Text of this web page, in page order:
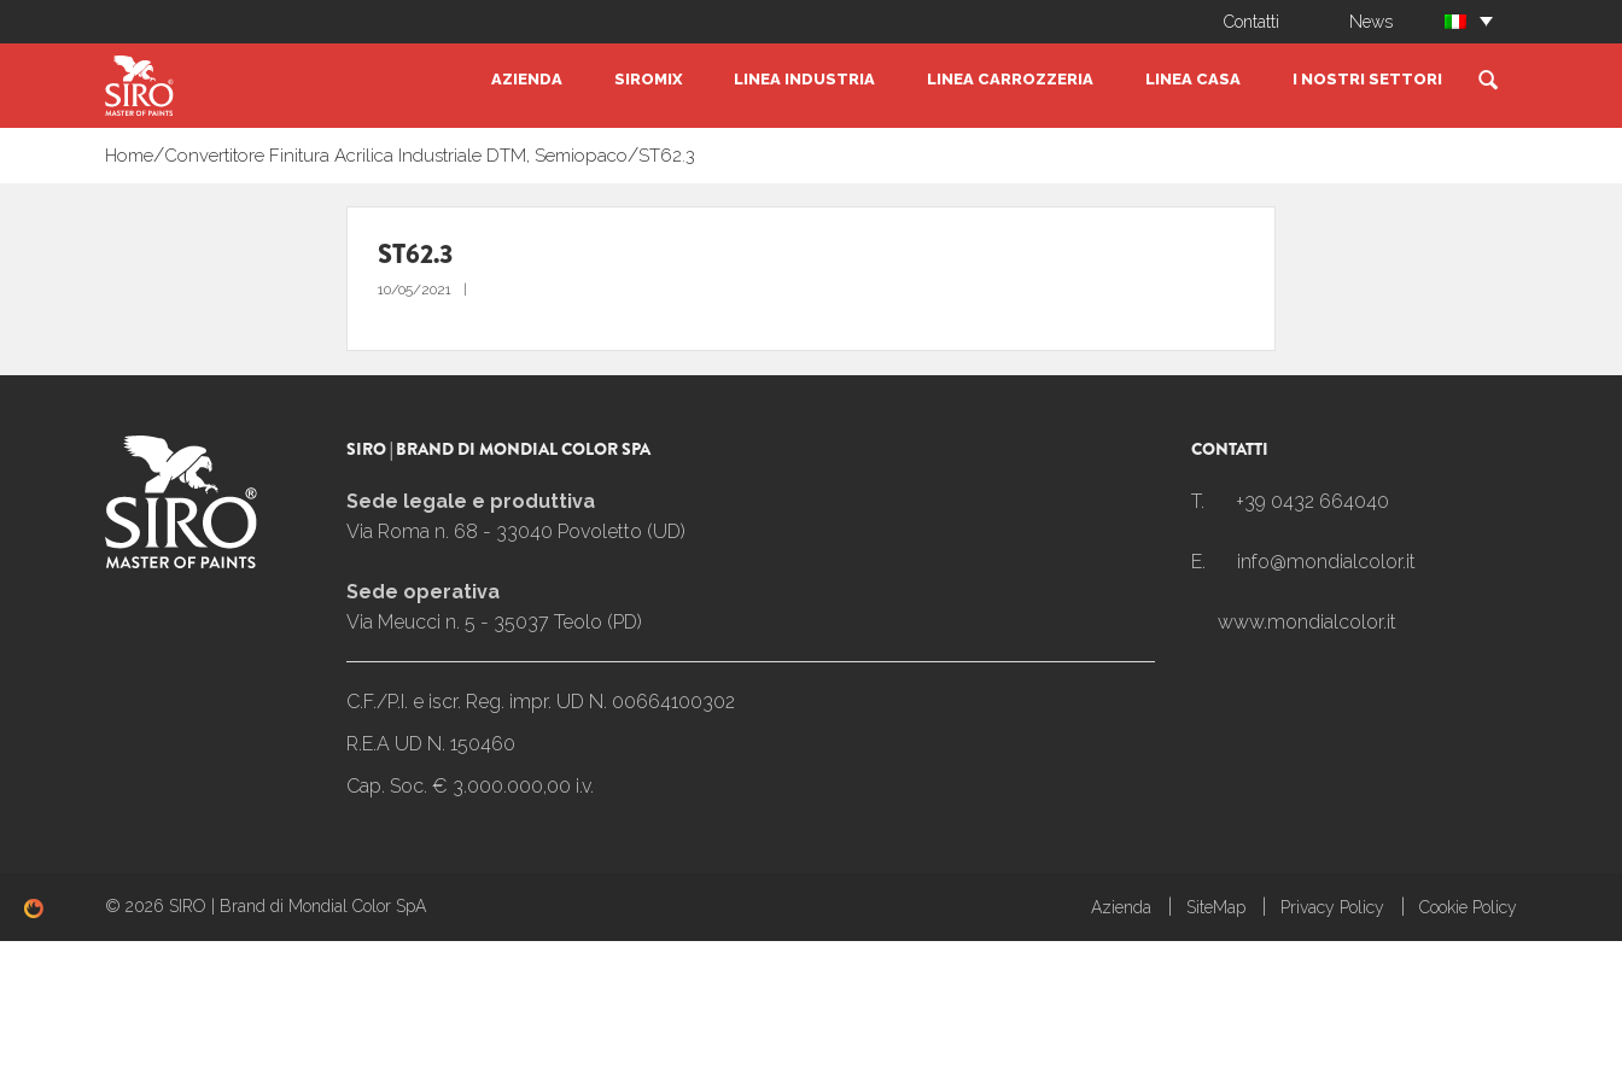
Contatti News
AZIENDA SIROMIX LINEA INDUSTRIA LINEA CARROZZERIA LINEA CASA I NOSTRI SETTORI
Home/Convertitore Finitura Acrilica Industriale DTM, Semiopaco/ST62.3
ST62.3
10/05/2021
SIRO | BRAND DI MONDIAL COLOR SPA
Sede legale e produttiva
Via Roma n. 68 - 33040 Povoletto (UD)
Sede operativa
Via Meucci n. 5 - 35037 Teolo (PD)
C.F./P.I. e iscr. Reg. impr. UD N. 00664100302
R.E.A UD N. 150460
Cap. Soc. € 3.000.000,00 i.v.
CONTATTI
T. +39 0432 664040
E. info@mondialcolor.it
www.mondialcolor.it
© 2026 SIRO | Brand di Mondial Color SpA Azienda SiteMap Privacy Policy Cookie Policy